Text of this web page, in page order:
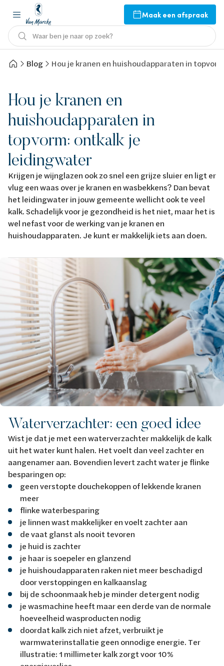
Maak een afspraak
Waar ben je naar op zoek?
Blog Hou je kranen en huishoudapparaten in
Hou je kranen en
huishoudapparaten in
topvorm: ontkalk je
leidingwater
Krijgen je wijnglazen ook zo snel een grijze sluier en ligt er
vlug een waas over je kranen en wasbekkens? Dan bevat
het leidingwater in jouw gemeente wellicht ook te veel
kalk. Schadelijk voor je gezondheid is het niet, maar het is
wel nefast voor de werking van je kranen en
huishoudapparaten. Je kunt er makkelijk iets aan doen.
Afbeelding
Waterverzachter: een goed idee
Wist je dat je met een waterverzachter makkelijk de kalk
uit het water kunt halen. Het voelt dan veel zachter en
aangenamer aan. Bovendien levert zacht water je flinke
besparingen op:
geen verstopte douchekoppen of lekkende kranen
meer
flinke waterbesparing
je linnen wast makkelijker en voelt zachter aan
de vaat glanst als nooit tevoren
je huid is zachter
je haar is soepeler en glanzend
je huishoudapparaten raken niet meer beschadigd
door verstoppingen en kalkaanslag
bij de schoonmaak heb je minder detergent nodig
je wasmachine heeft maar een derde van de normale
hoeveelheid wasproducten nodig
doordat kalk zich niet afzet, verbruikt je
warmwaterinstallatie geen onnodige energie. Ter
illustratie: 1 millimeter kalk zorgt voor 10%